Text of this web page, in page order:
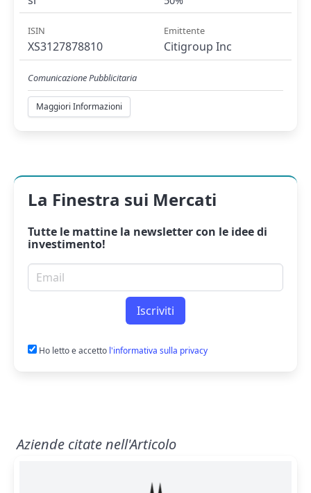
ISIN
XS3127878810
Emittente
Citigroup Inc
Comunicazione Pubblicitaria
Maggiori Informazioni
La Finestra sui Mercati
Tutte le mattine la newslettercon le idee di
investimento!
Email per newsletter
Iscriviti
Ho letto e accetto l'informativa sulla privacy
Aziende citate nell'Articolo